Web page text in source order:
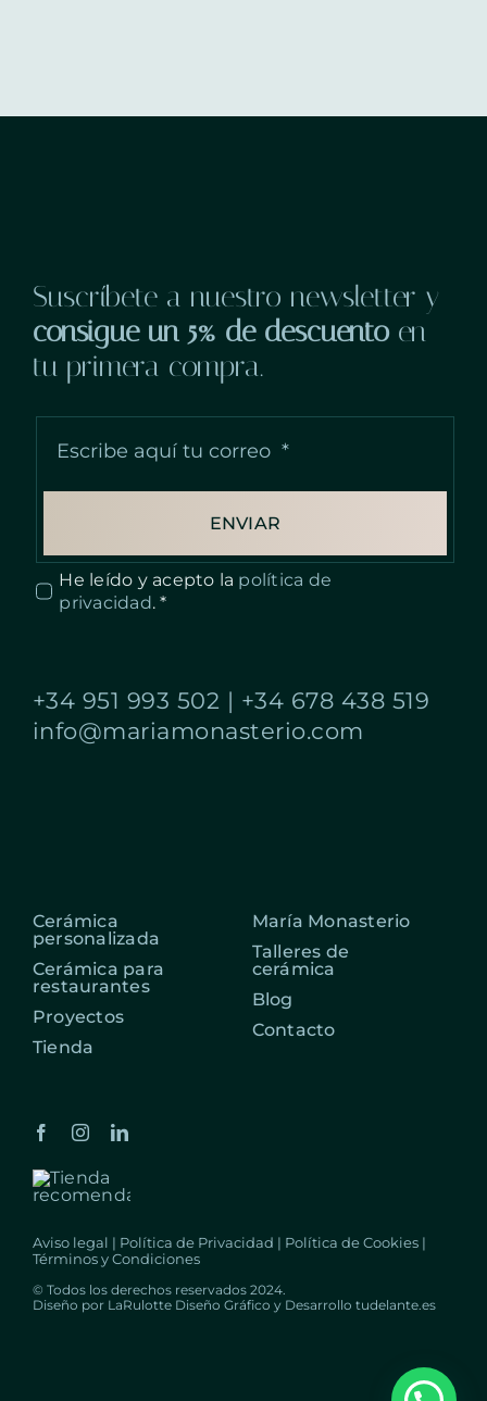
Cerámica
personalizada
Cerámica para
restaurantes
Proyectos
Tienda
María Monasterio
Talleres de
cerámica
Blog
Contacto
Aviso legal | Política de Privacidad | Política de Cookies|
Términos y Condiciones
© Todos los derechos reservados 2024.
Diseño por LaRulotte Diseño Gráfico y Desarrollo tudelante.es
Suscríbete a nuestro newsletter y
consigue un 5% de descuentoen
tu primera compra.
ENVIAR
He leído y acepto la política de
privacidad. *
+34 951 993 502 | +34 678 438 519
info@mariamonasterio.com